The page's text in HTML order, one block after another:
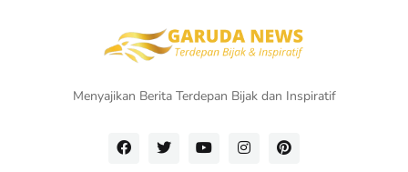
Menyajikan Berita Terdepan Bijak dan Inspiratif